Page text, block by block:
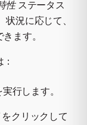
性ステータス
況に応じて、
ます。
行します。
クリックして